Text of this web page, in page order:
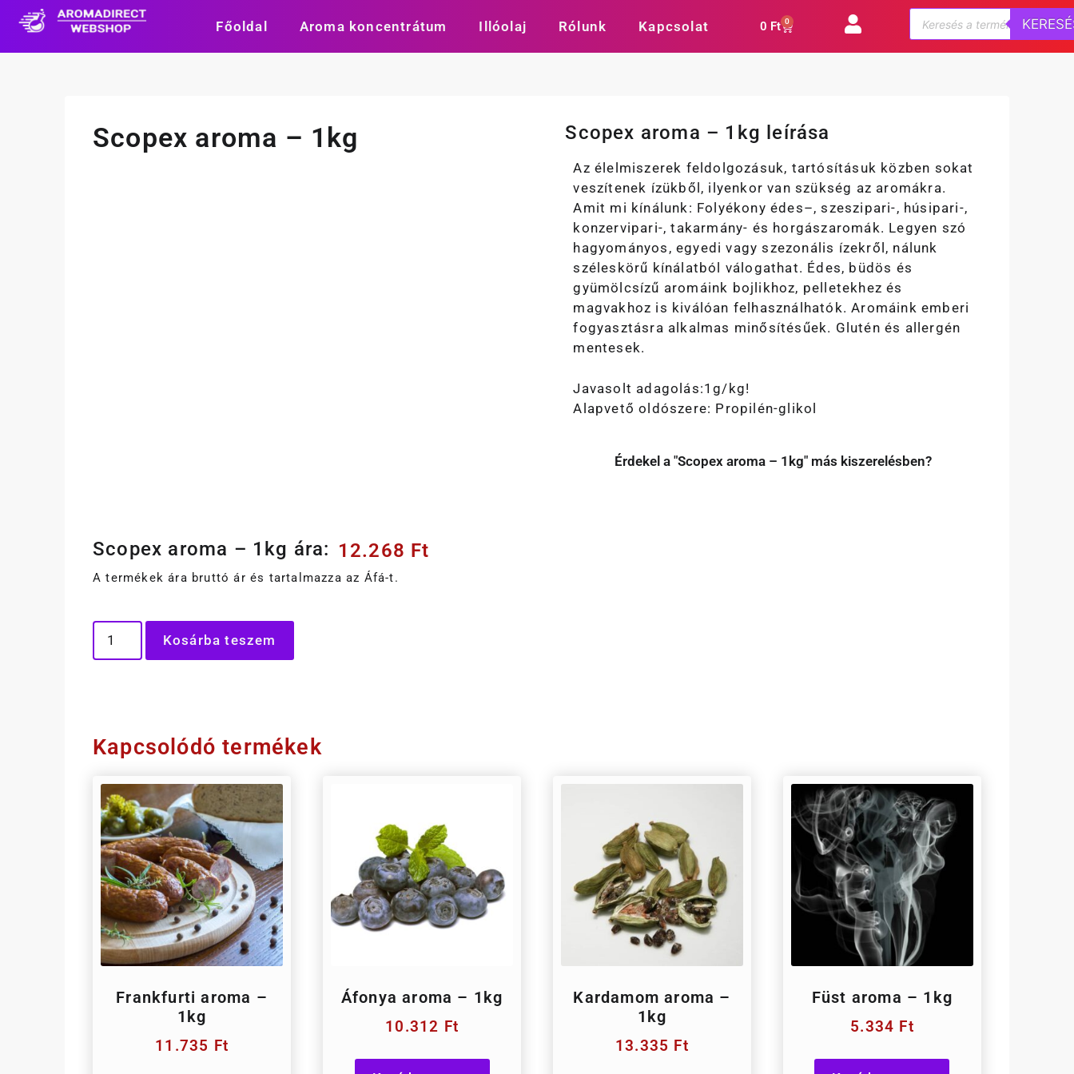
Főoldal Aroma koncentrátum Illóolaj Rólunk Kapcsolat 0 Ft 0
Scopex aroma – 1kg
Scopex aroma – 1kg ára: 12.268 Ft
A termékek ára bruttó ár és tartalmazza az Áfá-t.
Kosárba teszem
Scopex aroma – 1kg leírása
Az élelmiszerek feldolgozásuk, tartósításuk közben sokat
veszítenek ízükből, ilyenkor van szükség az aromákra.
Amit mi kínálunk: Folyékony édes–, szeszipari-, húsipari-,
konzervipari-, takarmány- és horgászaromák. Legyen szó
hagyományos, egyedi vagy szezonális ízekről, nálunk
széleskörű kínálatból válogathat. Édes, büdös és
gyümölcsízű aromáink bojlikhoz, pelletekhez és
magvakhoz is kiválóan felhasználhatók. Aromáink emberi
fogyasztásra alkalmas minősítésűek. Glutén és allergén
mentesek.
Javasolt adagolás:1g/kg!
Alapvető oldószere: Propilén-glikol
Érdekel a "Scopex aroma – 1kg" más kiszerelésben?
Kapcsolódó termékek
Frankfurti aroma –
1kg
11.735 Ft
Áfonya aroma – 1kg
10.312 Ft
Kardamom aroma –
1kg
13.335 Ft
Füst aroma – 1kg
5.334 Ft